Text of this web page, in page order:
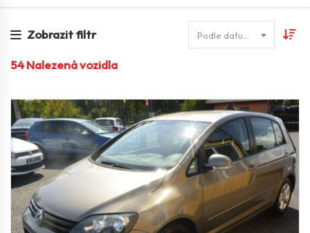
Zobrazit filtr
54Nalezená vozidla